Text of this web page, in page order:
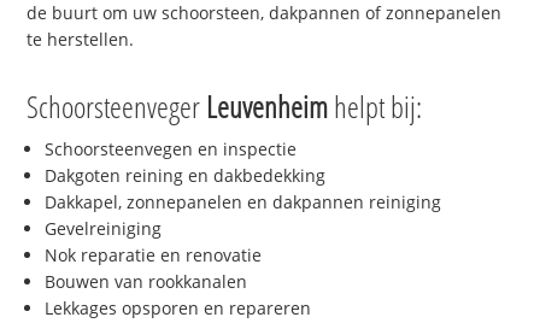
de buurt om uw schoorsteen, dakpannen of zonnepanelen
te herstellen.
Schoorsteenveger Leuvenheimhelpt bij:
Schoorsteenvegen en inspectie
Dakgoten reining en dakbedekking
Dakkapel, zonnepanelen en dakpannen reiniging
Gevelreiniging
Nok reparatie en renovatie
Bouwen van rookkanalen
Lekkages opsporen en repareren